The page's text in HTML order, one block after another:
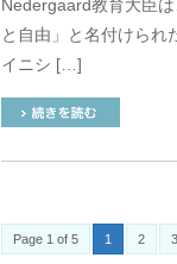
Nedergaard教育大臣
と自由」と名付けられ
イニシ […]
Page 1 of 5 1 2 3